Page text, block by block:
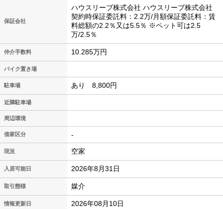
保証会社
ハウスリーブ株式会社 ハウスリーブ株式会社
契約時保証委託料：2.2万/月額保証委託料：賃
料総額の2.2％又は5.5％ ※ペット可は2.5
万/2.5％
仲介手数料 10.285万円
バイク置き場
駐車場 あり 8,800円
近隣駐車場
周辺環境
借家区分 -
現況 空家
入居可能日 2026年8月31日
取引態様 媒介
情報更新日 2026年08月10日